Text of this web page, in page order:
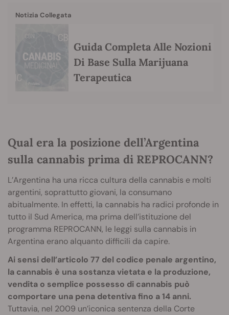
Notizia Collegata
Guida Completa Alle Nozioni
Di Base Sulla Marijuana
Terapeutica
Qual era la posizione dell’Argentina
sulla cannabis prima di REPROCANN?
L’Argentina ha una ricca cultura della cannabis e molti
argentini, soprattutto giovani, la consumano
abitualmente. In effetti, la cannabis ha radici profonde in
tutto il Sud America, ma prima dell’istituzione del
programma REPROCANN, le leggi sulla cannabis in
Argentina erano alquanto difficili da capire.
Ai sensi dell’articolo 77 del codice penale argentino,
la cannabis è una sostanza vietata e la produzione,
vendita o semplice possesso di cannabis può
comportare una pena detentiva fino a 14 anni.
Tuttavia, nel 2009 un’iconica sentenza della Corte